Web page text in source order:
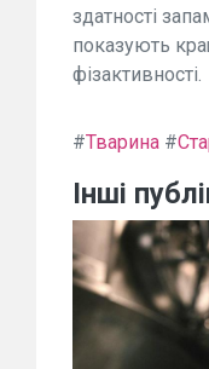
здатності
показують
фізактивності.
#Тварина #
Інші